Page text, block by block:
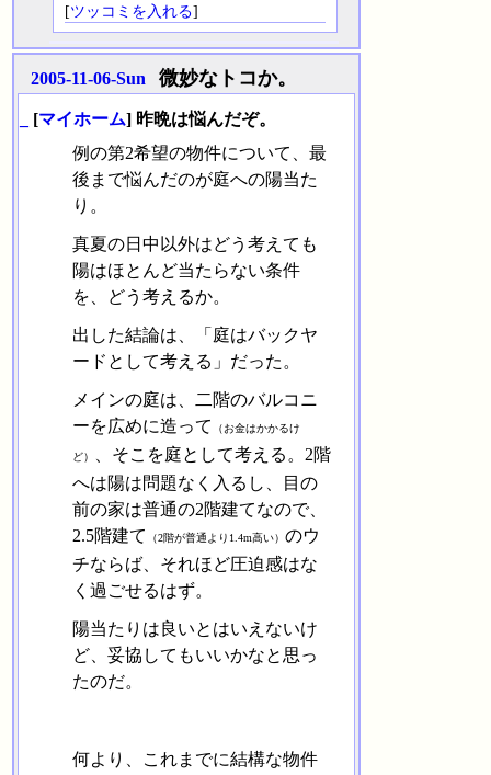
[ツッコミを入れる]
2005-11-06-Sun 微妙なトコか。
[マイホーム] 昨晩は悩んだぞ。
例の第2希望の物件について、最
後まで悩んだのが庭への陽当た
り。
真夏の日中以外はどう考えても
陽はほとんど当たらない条件
を、どう考えるか。
出した結論は、「庭はバックヤ
ードとして考える」だった。
メインの庭は、二階のバルコニ
ーを広めに造って
（お金はかかるけ
ど）
、そこを庭として考える。2階
へは陽は問題なく入るし、目の
前の家は普通の2階建てなので、
2.5階建て
（2階が普通より1.4m高い）のウ
チならば、それほど圧迫感はな
く過ごせるはず。
陽当たりは良いとはいえないけ
ど、妥協してもいいかなと思っ
たのだ。
何より、これまでに結構な物件